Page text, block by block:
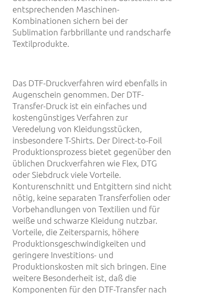
entsprechenden Maschinen-
Kombinationen sichern bei der
Sublimation farbbrillante und randscharfe
Textilprodukte.
Das DTF-Druckverfahren wird ebenfalls in
Augenschein genommen. Der DTF-
Transfer-Druck ist ein einfaches und
kostengünstiges Verfahren zur
Veredelung von Kleidungsstücken,
insbesondere T-Shirts. Der Direct-to-Foil
Produktionsprozess bietet gegenüber den
üblichen Druckverfahren wie Flex, DTG
oder Siebdruck viele Vorteile.
Konturenschnitt und Entgittern sind nicht
nötig, keine separaten Transferfolien oder
Vorbehandlungen von Textilien und für
weiße und schwarze Kleidung nutzbar.
Vorteile, die Zeitersparnis, höhere
Produktionsgeschwindigkeiten und
geringere Investitions- und
Produktionskosten mit sich bringen. Eine
weitere Besonderheit ist, daß die
Komponenten für den DTF-Transfer nach